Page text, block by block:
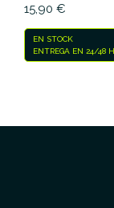
15,90 €
EN STOCK
ENTREGA EN 24/48